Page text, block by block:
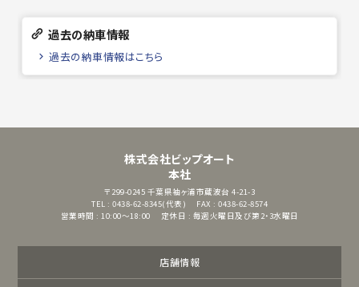
過去の納車情報
過去の納車情報はこちら
株式会社ビップオート
本社
〒299-0245 千葉県袖ヶ浦市蔵波台 4-21-3
TEL : 0438-62-8345(代表)
FAX : 0438-62-8574
営業時間 : 10:00～18:00
定休日 : 毎週火曜日及び第2・3水曜日
店舗情報